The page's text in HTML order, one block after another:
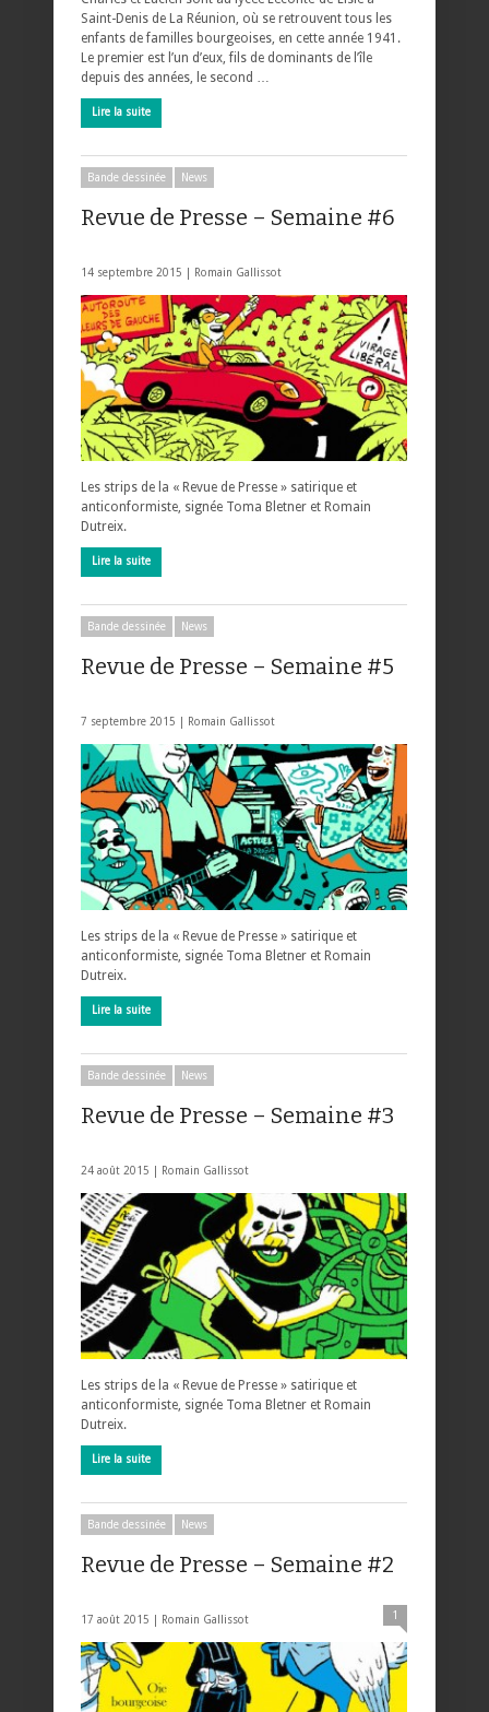
Saint-Denis de La Réunion, où se retrouvent tous les
enfants de familles bourgeoises, en cette année 1941.
Le premier est l’un d’eux, fils de dominants de l’île
depuis des années, le second …
Lire la suite
Bande dessinée News
Revue de Presse – Semaine #6
14 septembre 2015 | Romain Gallissot
Les strips de la « Revue de Presse » satirique et
anticonformiste, signée Toma Bletner et Romain
Dutreix.
Lire la suite
Bande dessinée News
Revue de Presse – Semaine #5
7 septembre 2015 | Romain Gallissot
Les strips de la « Revue de Presse » satirique et
anticonformiste, signée Toma Bletner et Romain
Dutreix.
Lire la suite
Bande dessinée News
Revue de Presse – Semaine #3
24 août 2015 | Romain Gallissot
Les strips de la « Revue de Presse » satirique et
anticonformiste, signée Toma Bletner et Romain
Dutreix.
Lire la suite
Bande dessinée News
Revue de Presse – Semaine #2
17 août 2015 | Romain Gallissot 1